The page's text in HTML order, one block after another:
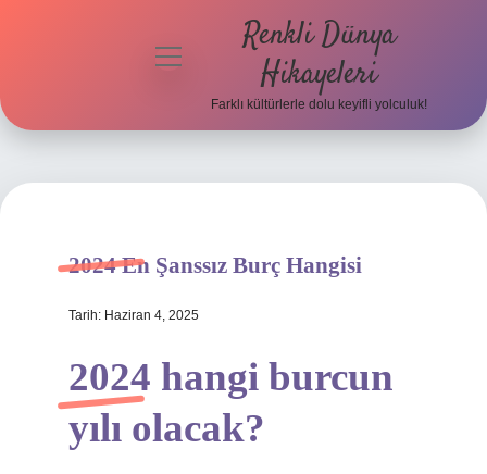
menüyü
Renkli Dünya
Hikayeleri
Farklı kültürlerle dolu keyifli yolculuk!
2024 En Şanssız Burç Hangisi
Tarih: Haziran 4, 2025
2024 hangi burcun
yılı olacak?